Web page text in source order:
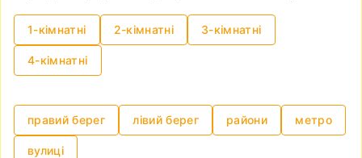
1-кімнатні 2-кімнатні 3-кімнатні
4-кімнатні
правий берег лівий берег райони метро
вулиці